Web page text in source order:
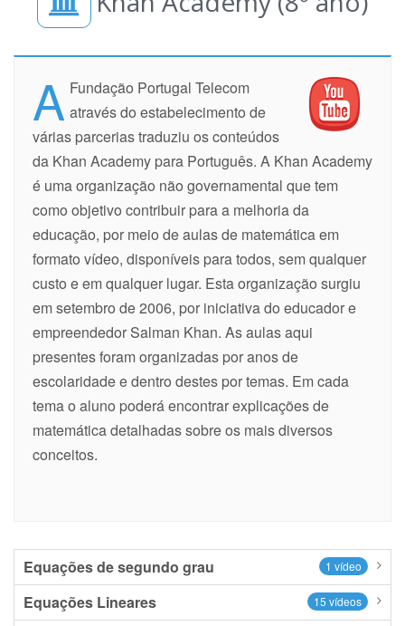
A Fundação Portugal Telecom
através do estabelecimento de
várias parcerias traduziu os conteúdos
da Khan Academy para Português. A Khan Academy
é uma organização não governamental que tem
como objetivo contribuir para a melhoria da
educação, por meio de aulas de matemática em
formato vídeo, disponíveis para todos, sem qualquer
custo e em qualquer lugar. Esta organização surgiu
em setembro de 2006, por iniciativa do educador e
empreendedor Salman Khan. As aulas aqui
presentes foram organizadas por anos de
escolaridade e dentro destes por temas. Em cada
tema o aluno poderá encontrar explicações de
matemática detalhadas sobre os mais diversos
conceitos.
1 vídeo
Equações de segundo grau
15 vídeos
Equações Lineares